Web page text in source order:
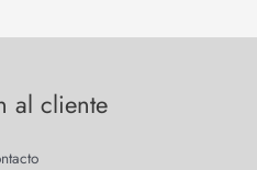
al cliente